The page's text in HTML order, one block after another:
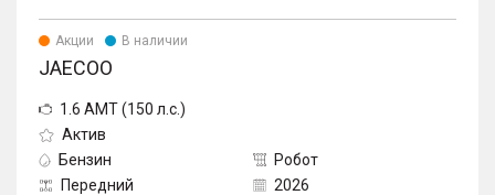
Акции В наличии
JAECOO
1.6 AMT (150 л.с.)
Актив
Бензин
Робот
Передний
2026